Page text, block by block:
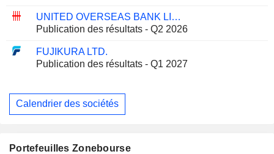
UNITED OVERSEAS BANK LIMITED
Publication des résultats - Q2 2026
FUJIKURA LTD.
Publication des résultats - Q1 2027
Calendrier des sociétés
Portefeuilles Zonebourse